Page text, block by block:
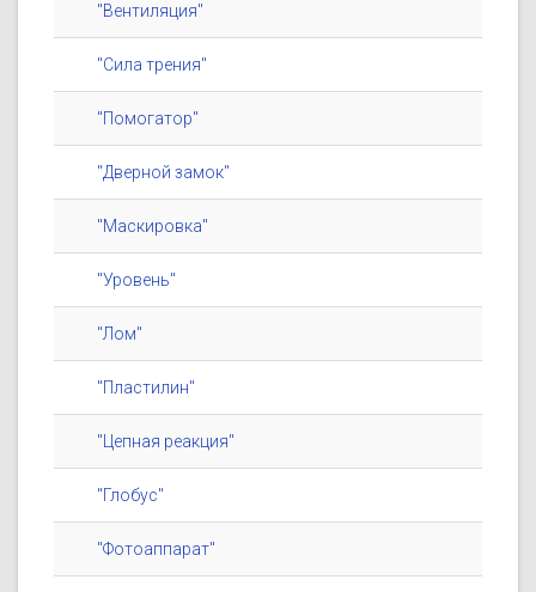
"Вентиляция"
"Сила трения"
"Помогатор"
"Дверной замок"
"Маскировка"
"Уровень"
"Лом"
"Пластилин"
"Цепная реакция"
"Глобус"
"Фотоаппарат"